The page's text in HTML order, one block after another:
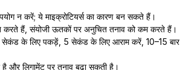
न करें; ये माइक्रोटियर्स का कारण बन सकते हैं।
हैं, संयोजी ऊतकों पर अनुचित तनाव को कम करते हैं।
सेकंड के लिए पकड़ें, 5 सेकंड के लिए आराम करें, 10–15 बार
है और लिगामेंट पर तनाव बढ़ा सकती है।